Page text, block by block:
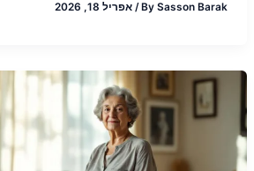
BySasson Barak
/ אפריל 18, 2026